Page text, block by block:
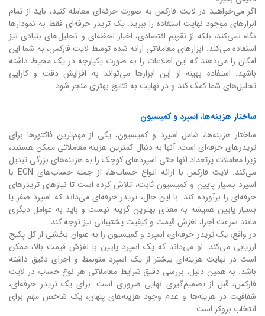
اگر می‌خواهید در لایت فارکس به صورت حرفه‌ای معامله کنید، باید از تمام
ابزارهای موجود نهایت استفاده را ببرید. یک تریدر حرفه‌ای فقط به نمودارها
نگاه نمی‌کند، بلکه از تقویم اقتصادی، اخبار لحظه‌ای و تحلیل‌های بنیادی نیز
استفاده می‌کند. ابزارهای معاملاتی ارائه شده توسط لایت فارکس، به شما این
امکان را می‌دهند که این اطلاعات را به صورت یکپارچه در یک محیط داشته
باشید. استفاده بهینه از این ابزارها می‌تواند به افزایش دقت و کارایی
تحلیل‌های شما کمک کند و در نهایت به نتایج بهتری منجر شود.
ساختار هزینه‌ها، اسپرد و کمیسیون
ساختار هزینه‌ها، شامل اسپرد و کمیسیون، یکی از مهم‌ترین فاکتورها برای
تریدرهای حرفه‌ای است. آنها به دنبال کمترین هزینه معاملاتی ممکن هستند،
زیرا معاملات پرتعداد آنها حتی اسپرد‌های کوچک را به هزینه‌های بزرگی تبدیل
می‌کند. لایت فارکس با ارائه انواع حساب‌ها، از جمله حساب‌های ECN با
اسپرد بسیار پایین و کمیسیون ثابت، تلاش کرده است تا نیازهای تریدرهای
حرفه‌ای را برآورده کند. با این حال، تریدر حرفه‌ای می‌داند که اسپرد صفر یا
بسیار پایین همیشه به معنای بهترین گزینه نیست و باید به عوامل دیگری
مانند سرعت اجرا، لغزش قیمت و کیفیت پشتیبانی نیز توجه کند.
در واقع، یک تریدر حرفه‌ای، اسپرد و کمیسیون را به عنوان بخشی از کل پکیج
ارزیابی می‌کند. او می‌داند که یک اسپرد پایین با لغزش قیمت بالا، ممکن
است در نهایت هزینه‌ای بیشتر از یک اسپرد متوسط و اجرای دقیق داشته
باشد. به همین دلیل، بررسی دقیق شرایط معاملاتی هر نوع حساب در لایت
فارکس، قبل از تصمیم‌گیری نهایی ضروری است. برای یک تریدر حرفه‌ای،
شفافیت در هزینه‌ها و عدم وجود هزینه‌های پنهان، یک شاخص مهم برای
انتخاب بروکر است.